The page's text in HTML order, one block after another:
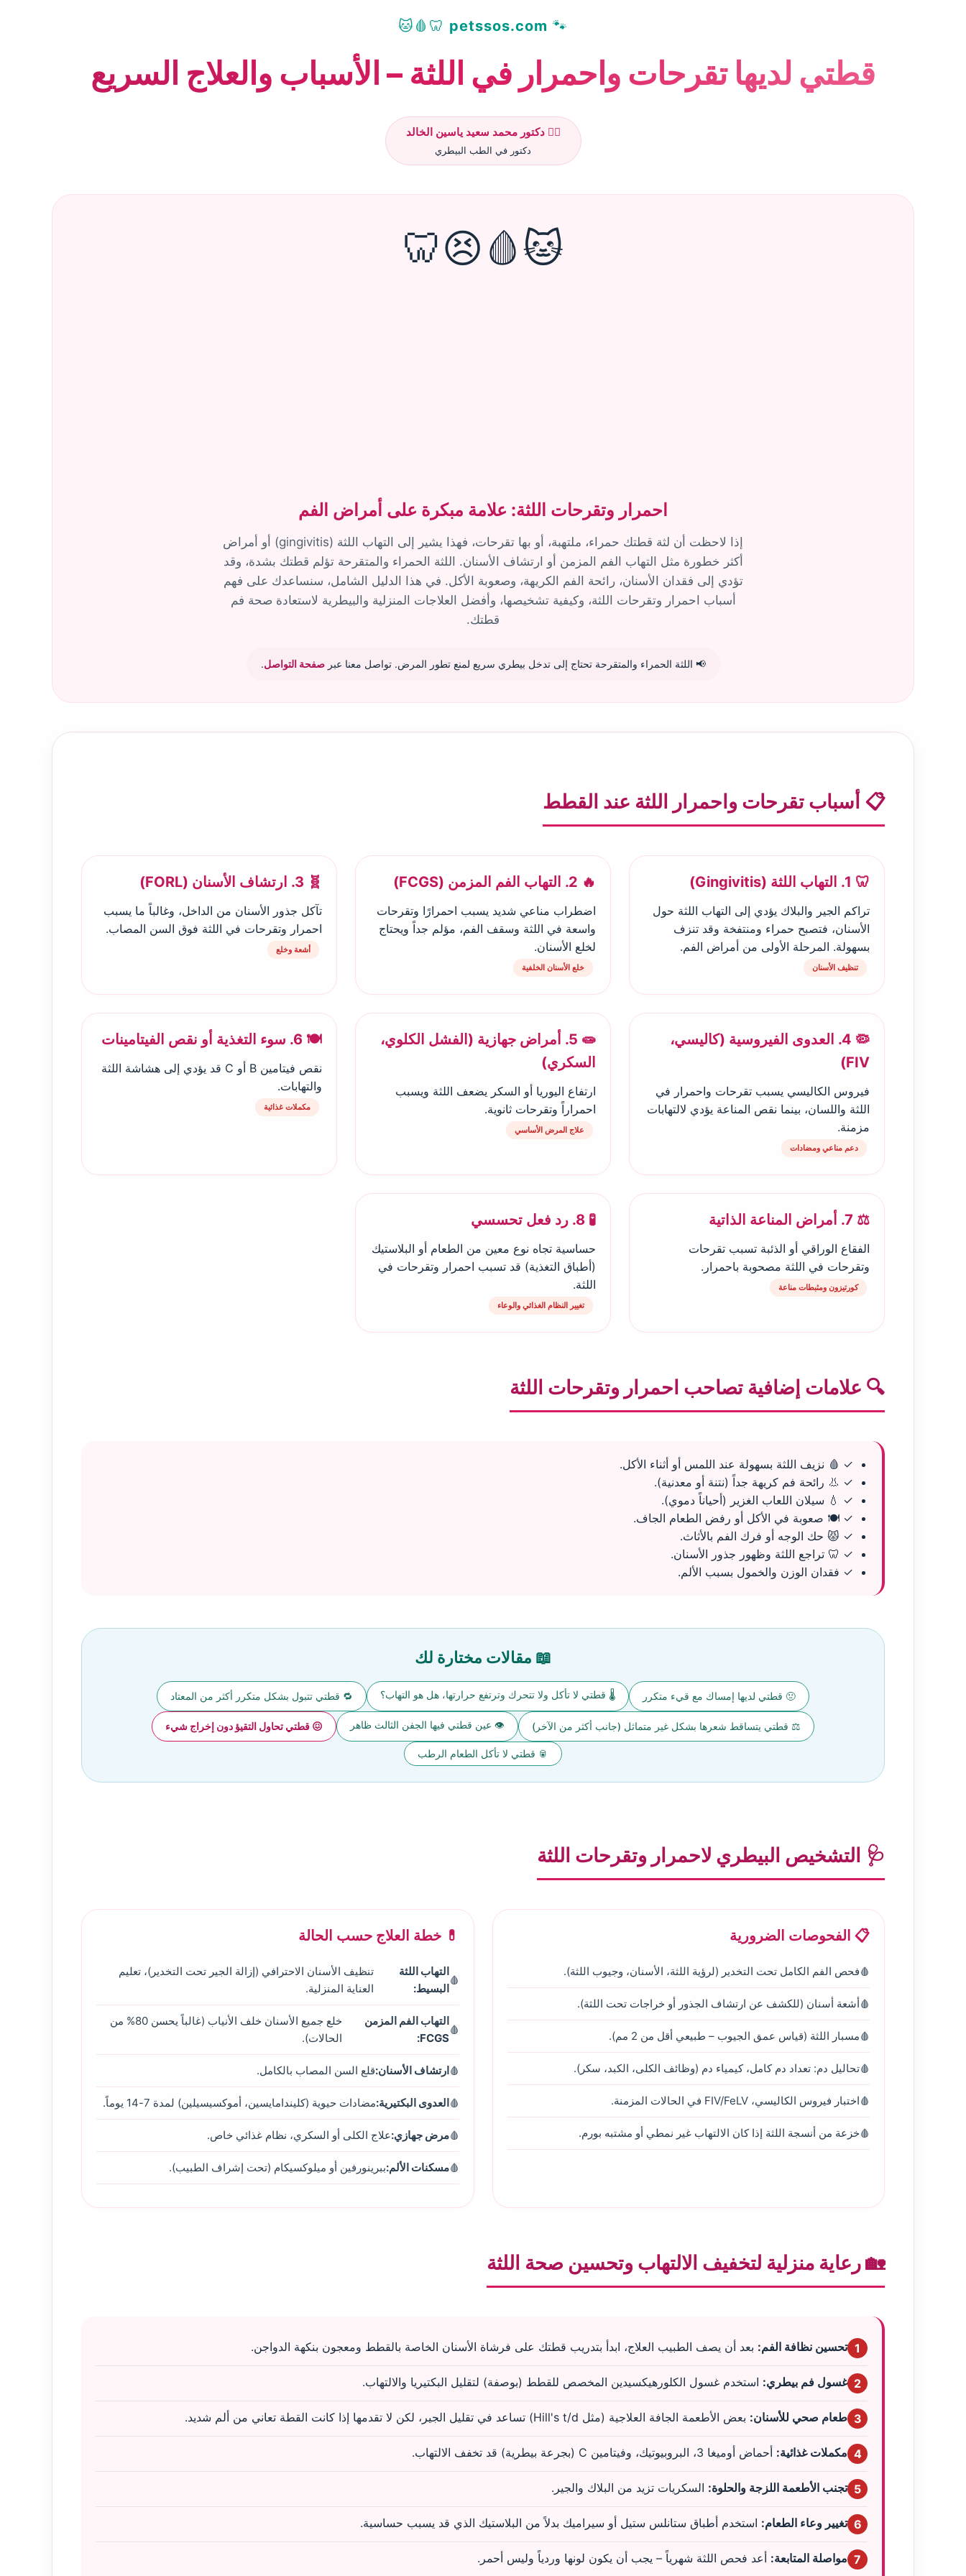
🐾
petssos.com
🦷🩸🐱
قطتي لديها تقرحات واحمرار في اللثة – الأسباب والعلاج السريع
👨‍⚕️ دكتور محمد سعيد ياسين الخالد
دكتور في الطب البيطري
🐱🩸😣🦷
احمرار وتقرحات اللثة: علامة مبكرة على أمراض الفم
إذا لاحظت أن لثة قطتك حمراء، ملتهبة، أو بها تقرحات، فهذا يشير إلى التهاب اللثة (gingivitis) أو أمراض
أكثر خطورة مثل التهاب الفم المزمن أو ارتشاف الأسنان. اللثة الحمراء والمتقرحة تؤلم قطتك بشدة، وقد
تؤدي إلى فقدان الأسنان، رائحة الفم الكريهة، وصعوبة الأكل. في هذا الدليل الشامل، سنساعدك على فهم
أسباب احمرار وتقرحات اللثة، وكيفية تشخيصها، وأفضل العلاجات المنزلية والبيطرية لاستعادة صحة فم
قطتك.
📢 اللثة الحمراء والمتقرحة تحتاج إلى تدخل بيطري سريع لمنع تطور المرض. تواصل معنا عبرصفحة التواصل.
📋 أسباب تقرحات واحمرار اللثة عند القطط
🦷 1. التهاب اللثة (Gingivitis)
تراكم الجير والبلاك يؤدي إلى التهاب اللثة حول
الأسنان، فتصبح حمراء ومنتفخة وقد تنزف
بسهولة. المرحلة الأولى من أمراض الفم.
تنظيف الأسنان
🔥 2. التهاب الفم المزمن (FCGS)
اضطراب مناعي شديد يسبب احمرارًا وتقرحات
واسعة في اللثة وسقف الفم، مؤلم جداً ويحتاج
لخلع الأسنان.
خلع الأسنان الخلفية
🧬 3. ارتشاف الأسنان (FORL)
تآكل جذور الأسنان من الداخل، وغالباً ما يسبب
احمرار وتقرحات في اللثة فوق السن المصاب.
أشعة وخلع
🦠 4. العدوى الفيروسية (كاليسي،
FIV)
فيروس الكاليسي يسبب تقرحات واحمرار في
اللثة واللسان، بينما نقص المناعة يؤدي لالتهابات
مزمنة.
دعم مناعي ومضادات
🧫 5. أمراض جهازية (الفشل الكلوي،
السكري)
ارتفاع اليوريا أو السكر يضعف اللثة ويسبب
احمراراً وتقرحات ثانوية.
علاج المرض الأساسي
🍽️ 6. سوء التغذية أو نقص الفيتامينات
نقص فيتامين B أو C قد يؤدي إلى هشاشة اللثة
والتهابات.
مكملات غذائية
⚖️ 7. أمراض المناعة الذاتية
الفقاع الوراقي أو الذئبة تسبب تقرحات
وتقرحات في اللثة مصحوبة باحمرار.
كورتيزون ومثبطات مناعة
🧪 8. رد فعل تحسسي
حساسية تجاه نوع معين من الطعام أو البلاستيك
(أطباق التغذية) قد تسبب احمرار وتقرحات في
اللثة.
تغيير النظام الغذائي والوعاء
🔍 علامات إضافية تصاحب احمرار وتقرحات اللثة
✓ 🩸 نزيف اللثة بسهولة عند اللمس أو أثناء الأكل.
✓ 👃 رائحة فم كريهة جداً (نتنة أو معدنية).
✓ 💧 سيلان اللعاب الغزير (أحياناً دموي).
✓ 🍽️ صعوبة في الأكل أو رفض الطعام الجاف.
✓ 😾 حك الوجه أو فرك الفم بالأثاث.
✓ 🦷 تراجع اللثة وظهور جذور الأسنان.
✓ فقدان الوزن والخمول بسبب الألم.
📖 مقالات مختارة لك
🤢 قطتي لديها إمساك مع قيء متكرر 🌡️ قطتي لا تأكل ولا تتحرك وترتفع حرارتها، هل هو التهاب؟ 🔁 قطتي تتبول بشكل متكرر أكثر من المعتاد
⚖️ قطتي يتساقط شعرها بشكل غير متماثل (جانب أكثر من الآخر) 👁️ عين قطتي فيها الجفن الثالث ظاهر 😖 قطتي تحاول التقيؤ دون إخراج شيء
🥫 قطتي لا تأكل الطعام الرطب
🩺 التشخيص البيطري لاحمرار وتقرحات اللثة
📋 الفحوصات الضرورية
فحص الفم الكامل تحت التخدير (لرؤية اللثة، الأسنان، وجيوب اللثة).
أشعة أسنان (للكشف عن ارتشاف الجذور أو خراجات تحت اللثة).
مسبار اللثة (قياس عمق الجيوب – طبيعي أقل من 2 مم).
تحاليل دم: تعداد دم كامل، كيمياء دم (وظائف الكلى، الكبد، سكر).
اختبار فيروس الكاليسي، FIV/FeLV في الحالات المزمنة.
خزعة من أنسجة اللثة إذا كان الالتهاب غير نمطي أو مشتبه بورم.
💊 خطة العلاج حسب الحالة
التهاب اللثة
البسيط:
تنظيف الأسنان الاحترافي (إزالة الجير تحت التخدير)، تعليم
العناية المنزلية.
التهاب الفم المزمن
FCGS:
خلع جميع الأسنان خلف الأنياب (غالباً يحسن 80% من
الحالات).
ارتشاف الأسنان:قلع السن المصاب بالكامل.
العدوى البكتيرية:مضادات حيوية (كليندامايسين، أموكسيسيلين) لمدة 7-14 يوماً.
مرض جهازي:علاج الكلى أو السكري، نظام غذائي خاص.
مسكنات الألم:ببرينورفين أو ميلوكسيكام (تحت إشراف الطبيب).
🏡 رعاية منزلية لتخفيف الالتهاب وتحسين صحة اللثة
1 تحسين نظافة الفم: بعد أن يصف الطبيب العلاج، ابدأ بتدريب قطتك على فرشاة الأسنان الخاصة بالقطط ومعجون بنكهة الدواجن.
2 غسول فم بيطري: استخدم غسول الكلورهيكسيدين المخصص للقطط (بوصفة) لتقليل البكتيريا والالتهاب.
3 طعام صحي للأسنان: بعض الأطعمة الجافة العلاجية (مثل Hill's t/d) تساعد في تقليل الجير، لكن لا تقدمها إذا كانت القطة تعاني من ألم شديد.
4 مكملات غذائية: أحماض أوميغا 3، البروبيوتيك، وفيتامين C (بجرعة بيطرية) قد تخفف الالتهاب.
5 تجنب الأطعمة اللزجة والحلوة: السكريات تزيد من البلاك والجير.
6 تغيير وعاء الطعام: استخدم أطباق ستانلس ستيل أو سيراميك بدلاً من البلاستيك الذي قد يسبب حساسية.
7 مواصلة المتابعة: أعد فحص اللثة شهرياً – يجب أن يكون لونها وردياً وليس أحمر.